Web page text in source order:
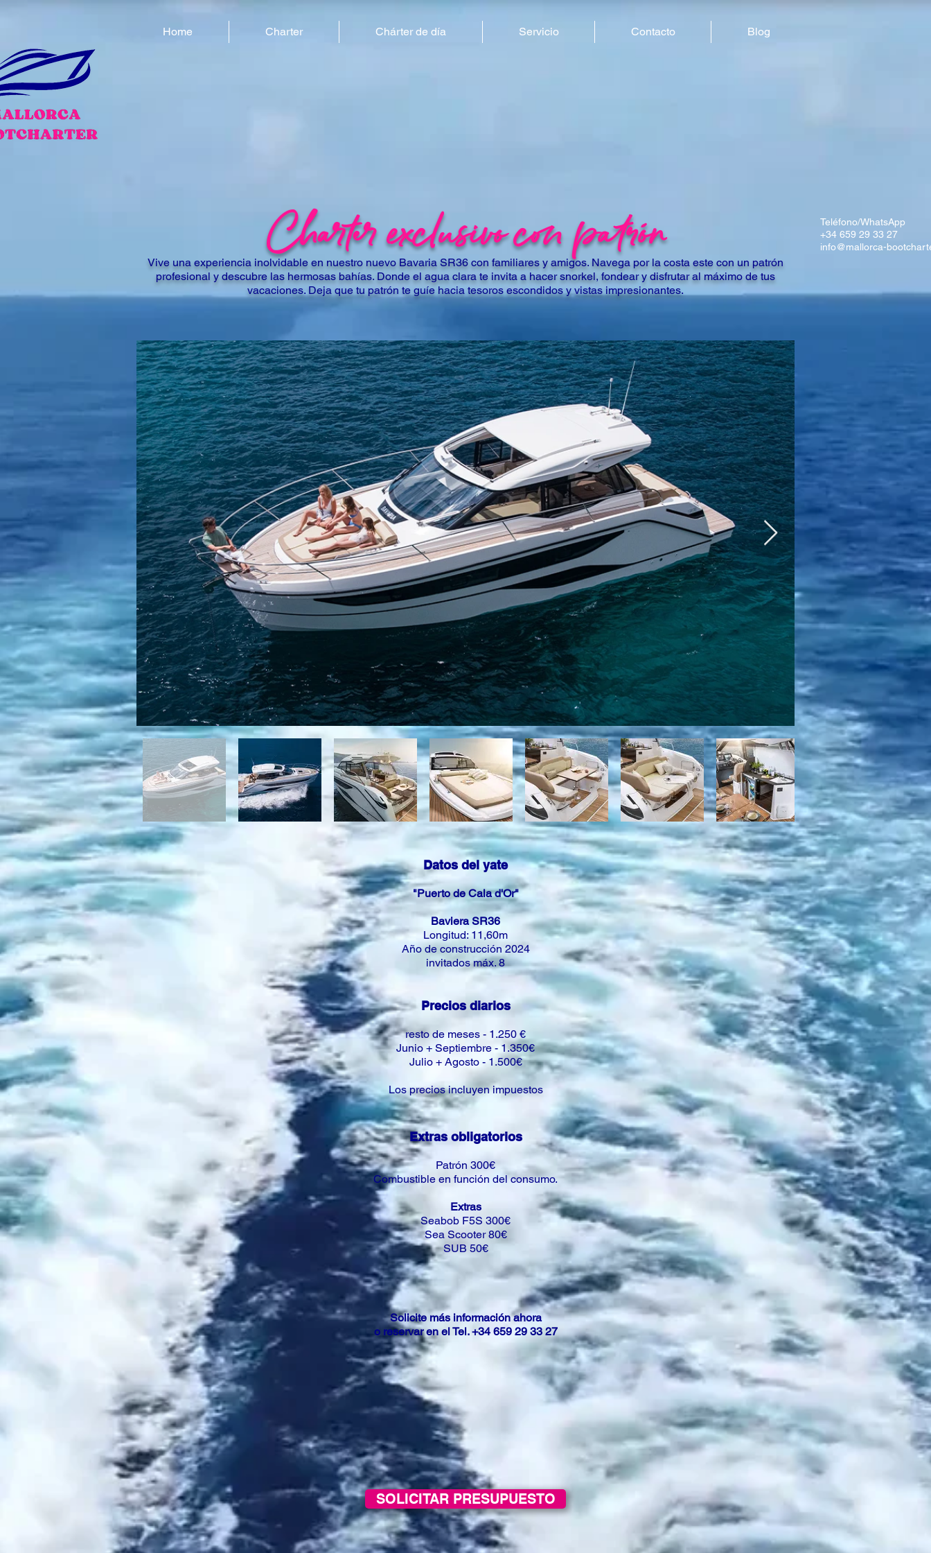
Home Charter Chárter de día Servicio Contacto Blog
Charter exclusivo con patrón
Vive una experiencia inolvidable en nuestro nuevo Bavaria SR36 con familiares y amigos. Navega por la costa este con un patrón
profesional y descubre las hermosas bahías. Donde el agua clara te invita a hacer snorkel, fondear y disfrutar al máximo de tus
vacaciones. Deja que tu patrón te guíe hacia tesoros escondidos y vistas impresionantes.
Datos del yate
"Puerto de Cala d'Or"
Baviera SR36
Longitud: 11,60m
Año de construcción 2024
invitados máx. 8
Precios diarios
resto de meses - 1.250 €
Junio + Septiembre - 1.350€
Julio + Agosto - 1.500€
Los precios incluyen impuestos
Extras obligatorios
Patrón 300€
Combustible en función del consumo.
Extras
Seabob F5S 300€
Sea Scooter 80€
SUB 50€
Solicite más información ahora
o reservar en el Tel. +34 659 29 33 27
SOLICITAR PRESUPUESTO
Teléfono/WhatsApp
+34 659 29 33 27
info@mallorca-